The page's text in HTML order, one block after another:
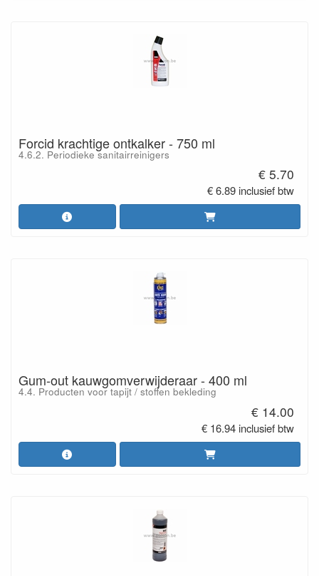
Forcid krachtige ontkalker - 750 ml
4.6.2. Periodieke sanitairreinigers
€ 5.70
€ 6.89 inclusief btw
Gum-out kauwgomverwijderaar - 400 ml
4.4. Producten voor tapijt / stoffen bekleding
€ 14.00
€ 16.94 inclusief btw